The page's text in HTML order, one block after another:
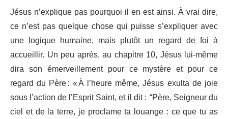
Jésus n’explique pas pourquoi il en est ainsi. À vrai dire,
ce n’est pas quelque chose qui puisse s’expliquer avec
une logique humaine, mais plutôt un regard de foi à
accueillir. Un peu après, au chapitre 10, Jésus lui-même
dira son émerveillement pour ce mystère et pour ce
regard du Père : « À l’heure même, Jésus exulta de joie
sous l’action de l’Esprit Saint, et il dit : “Père, Seigneur du
ciel et de la terre, je proclame ta louange : ce que tu as